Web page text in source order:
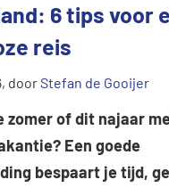
6 tips voor
reis
, doorStefan de Gooijer
zomerof dit najaar
Een goede
bespaart je tijd,